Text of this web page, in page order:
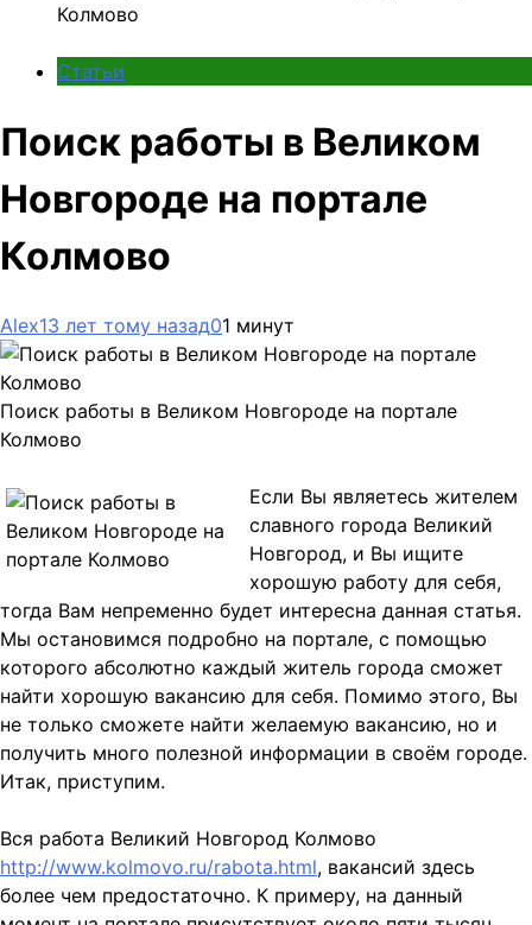
Колмово
Статьи
Поиск работы в Великом
Новгороде на портале
Колмово
Alex13 лет тому назад01 минут
Поиск работы в Великом Новгороде на портале
Колмово
Если Вы являетесь жителем
славного города Великий
Новгород, и Вы ищите
хорошую работу для себя,
тогда Вам непременно будет интересна данная статья.
Мы остановимся подробно на портале, с помощью
которого абсолютно каждый житель города сможет
найти хорошую вакансию для себя. Помимо этого, Вы
не только сможете найти желаемую вакансию, но и
получить много полезной информации в своём городе.
Итак, приступим.
Вся работа Великий Новгород Колмово
http://www.kolmovo.ru/rabota.html, вакансий здесь
более чем предостаточно. К примеру, на данный